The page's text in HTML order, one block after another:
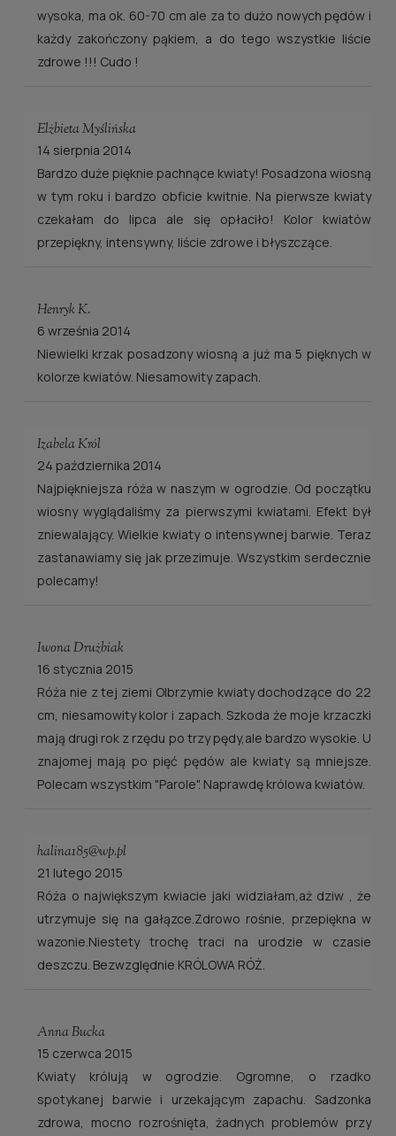
wysoka, ma ok. 60-70 cm ale za to dużo nowych pędów i
każdy zakończony pąkiem, a do tego wszystkie liście
zdrowe !!! Cudo !
Elżbieta Myślińska
14 sierpnia 2014
Bardzo duże pięknie pachnące kwiaty! Posadzona wiosną
w tym roku i bardzo obficie kwitnie. Na pierwsze kwiaty
czekałam do lipca ale się opłaciło! Kolor kwiatów
przepiękny, intensywny, liście zdrowe i błyszczące.
Henryk K.
6 września 2014
Niewielki krzak posadzony wiosną a już ma 5 pięknych w
kolorze kwiatów. Niesamowity zapach.
Izabela Król
24 października 2014
Najpiękniejsza róża w naszym w ogrodzie. Od początku
wiosny wyglądaliśmy za pierwszymi kwiatami. Efekt był
zniewalający. Wielkie kwiaty o intensywnej barwie. Teraz
zastanawiamy się jak przezimuje. Wszystkim serdecznie
polecamy!
Iwona Drużbiak
16 stycznia 2015
Róża nie z tej ziemi Olbrzymie kwiaty dochodzące do 22
cm, niesamowity kolor i zapach. Szkoda że moje krzaczki
mają drugi rok z rzędu po trzy pędy,ale bardzo wysokie. U
znajomej mają po pięć pędów ale kwiaty są mniejsze.
Polecam wszystkim "Parole". Naprawdę królowa kwiatów.
halina185@wp.pl
21 lutego 2015
Róża o największym kwiacie jaki widziałam,aż dziw , że
utrzymuje się na gałązce.Zdrowo rośnie, przepiękna w
wazonie.Niestety trochę traci na urodzie w czasie
deszczu. Bezwzględnie KRÓLOWA RÓŻ.
Anna Bucka
15 czerwca 2015
Kwiaty królują w ogrodzie. Ogromne, o rzadko
spotykanej barwie i urzekającym zapachu. Sadzonka
zdrowa, mocno rozrośnięta, żadnych problemów przy